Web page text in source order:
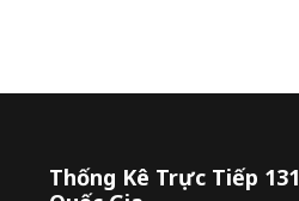
Thống Kê Trực Tiếp 131